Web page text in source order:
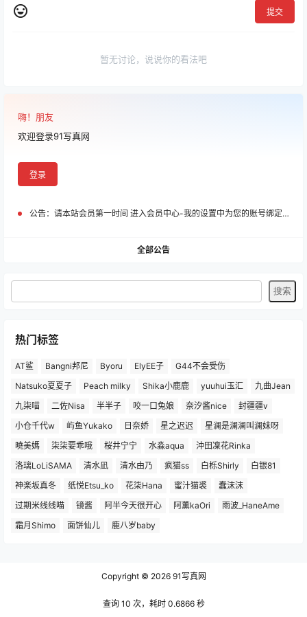
提交
暂无讨论，说说你的看法吧
嗨！朋友
欢迎登录91写真网
登录
公告： 请本站会员第一时间 进入会员中心-我的设置中为您的账号绑定邮箱!
全部公告
热门标签
AT鲨 Bangni邦尼 Byoru ElyEE子
G44不会受伤
Natsuko夏夏子
Peach milky Shika小鹿鹿 yuuhui玉汇
九曲Jean
九柒喵
二佐Nisa 半半子 咬一口兔娘 奈汐酱nice
封疆疆v
小仓千代w
屿鱼Yukako 日奈娇 星之迟迟
星澜是澜澜叫澜妹呀
曉美媽
柒柒要乖哦 桜井宁宁 水淼aqua
沖田凜花Rinka
洛璃LoLiSAMA
清水凪 清水由乃 疯猫ss 白栎Shirly
白银81
神楽坂真冬
纸悦Etsu_ko 花柒Hana 蜜汁猫裘
蠢沫沫
过期米线线喵
镜酱 阿半今天很开心 阿薰kaOri
雨波_HaneAme
霜月Shimo
面饼仙儿 鹿八岁baby
Copyright © 202691写真网
查询 10 次，耗时 0.6866 秒